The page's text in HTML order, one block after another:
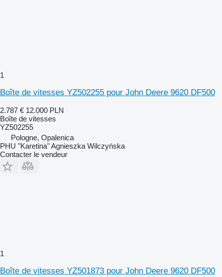
1
Boîte de vitesses YZ502255 pour John Deere 9620 DF500
2.787 € 12.000 PLN
Boîte de vitesses
YZ502255
Pologne, Opalenica
PHU "Karetina" Agnieszka Wilczyńska
Contacter le vendeur
1
Boîte de vitesses YZ501873 pour John Deere 9620 DF500